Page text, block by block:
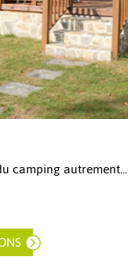
camping autrement...